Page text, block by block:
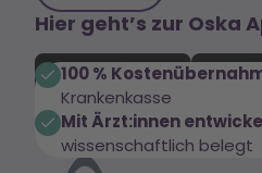
Hier geht’s zur Oska
100 %
Krankenkasse
Mit Ärzt:innen
wissenschaftlich belegt